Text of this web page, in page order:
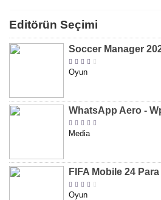
[v8.31]
Editörün Seçimi
Oyun
Media
Oyun